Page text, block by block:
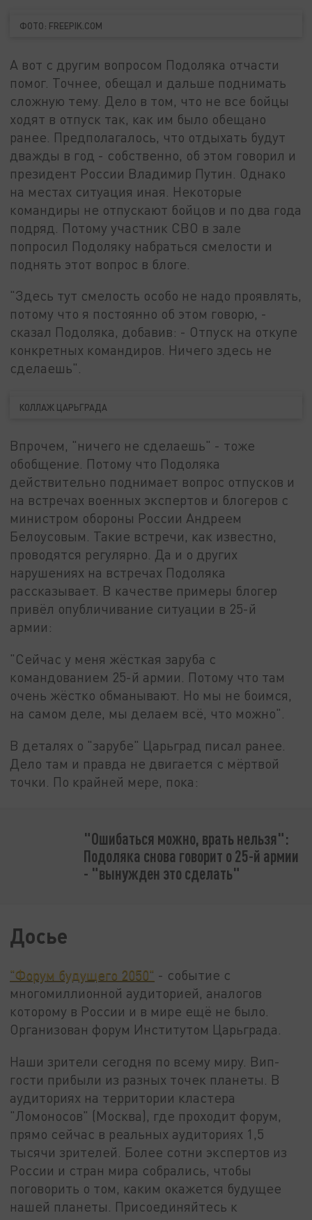
ФОТО: FREEPIK.COM
А вот с другим вопросом Подоляка отчасти
помог. Точнее, обещал и дальше поднимать
сложную тему. Дело в том, что не все бойцы
ходят в отпуск так, как им было обещано
ранее. Предполагалось, что отдыхать будут
дважды в год - собственно, об этом говорил и
президент России Владимир Путин. Однако
на местах ситуация иная. Некоторые
командиры не отпускают бойцов и по два года
подряд. Потому участник СВО в зале
попросил Подоляку набраться смелости и
поднять этот вопрос в блоге.
"Здесь тут смелость особо не надо проявлять,
потому что я постоянно об этом говорю, -
сказал Подоляка, добавив: - Отпуск на откупе
конкретных командиров. Ничего здесь не
сделаешь".
КОЛЛАЖ ЦАРЬГРАДА
Впрочем, "ничего не сделаешь" - тоже
обобщение. Потому что Подоляка
действительно поднимает вопрос отпусков и
на встречах военных экспертов и блогеров с
министром обороны России Андреем
Белоусовым. Такие встречи, как известно,
проводятся регулярно. Да и о других
нарушениях на встречах Подоляка
рассказывает. В качестве примеры блогер
привёл опубличивание ситуации в 25-й
армии:
"Сейчас у меня жёсткая заруба с
командованием 25-й армии. Потому что там
очень жёстко обманывают. Но мы не боимся,
на самом деле, мы делаем всё, что можно".
В деталях о "зарубе" Царьград писал ранее.
Дело там и правда не двигается с мёртвой
точки. По крайней мере, пока:
"Ошибаться можно, врать нельзя":
Подоляка снова говорит о 25-й армии
- "вынужден это сделать"
Досье
"Форум будущего 2050" - событие с
многомиллионной аудиторией, аналогов
которому в России и в мире ещё не было.
Организован форум Институтом Царьграда.
Наши зрители сегодня по всему миру. Вип-
гости прибыли из разных точек планеты. В
аудиториях на территории кластера
"Ломоносов" (Москва), где проходит форум,
прямо сейчас в реальных аудиториях 1,5
тысячи зрителей. Более сотни экспертов из
России и стран мира собрались, чтобы
поговорить о том, каким окажется будущее
нашей планеты. Присоединяйтесь к